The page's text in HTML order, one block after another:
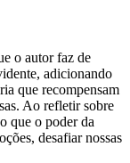
o autor faz de
adicionando
que recompensam
Ao refletir sobre
que o poder da
desafiar nossas